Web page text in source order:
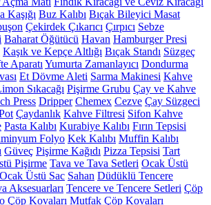
Kaşığı Buz Kalıbı Bıçak Bileyici Masat
Çekirdek Çıkarıcı Çırpıcı Sebze
Baharat Öğütücü Havan Hamburger Presi
Kaşık ve Kepçe Altlığı Bıçak Standı Süzgeç
Aparatı Yumurta Zamanlayıcı Dondurma
Et Dövme Aleti Sarma Makinesi Kahve
Sıkacağı Pişirme Grubu Çay ve Kahve
Press Dripper Chemex Cezve Çay Süzgeci
Çaydanlık Kahve Filtresi Sifon Kahve
Pasta Kalıbı Kurabiye Kalıbı Fırın Tepsisi
Folyo Kek Kalıbı Muffin Kalıbı
Güveç Pişirme Kağıdı Pizza Tepsisi Tart
Pişirme Tava ve Tava Setleri Ocak Üstü
Ocak Üstü Sac Sahan Düdüklü Tencere
Aksesuarları Tencere ve Tencere Setleri Çöp
Çöp Kovaları Mutfak Çöp Kovaları